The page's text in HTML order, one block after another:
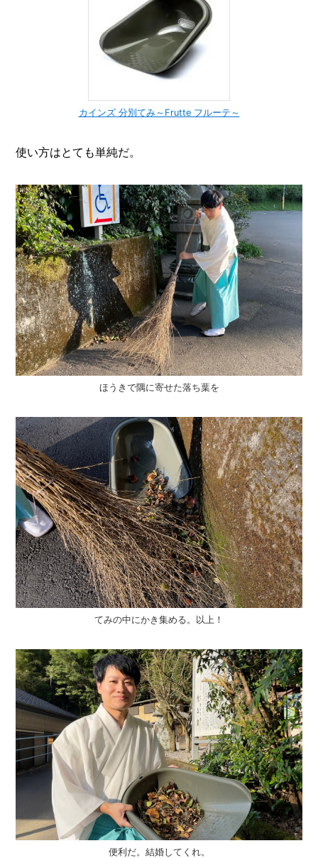
カインズ 分別てみ～Frutte フルーテ～
使い方はとても単純だ。
ほうきで隅に寄せた落ち葉を
てみの中にかき集める。以上！
便利だ。結婚してくれ。